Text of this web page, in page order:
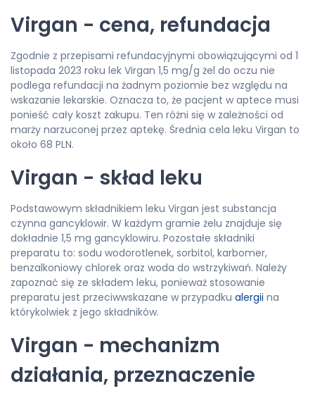
Virgan - cena, refundacja
Zgodnie z przepisami refundacyjnymi obowiązującymi od 1
listopada 2023 roku lek Virgan 1,5 mg/g żel do oczu nie
podlega refundacji na żadnym poziomie bez względu na
wskazanie lekarskie. Oznacza to, że pacjent w aptece musi
ponieść cały koszt zakupu. Ten różni się w zależności od
marży narzuconej przez aptekę. Średnia cela leku Virgan to
około 68 PLN.
Virgan - skład leku
Podstawowym składnikiem leku Virgan jest substancja
czynna gancyklowir. W każdym gramie żelu znajduje się
dokładnie 1,5 mg gancyklowiru. Pozostałe składniki
preparatu to: sodu wodorotlenek, sorbitol, karbomer,
benzalkoniowy chlorek oraz woda do wstrzykiwań. Należy
zapoznać się ze składem leku, ponieważ stosowanie
preparatu jest przeciwwskazane w przypadku alergii na
którykolwiek z jego składników.
Virgan - mechanizm
działania, przeznaczenie